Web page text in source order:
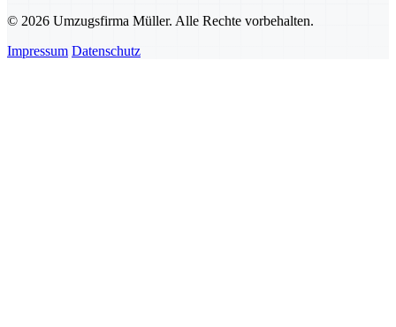
© 2026 Umzugsfirma Müller. Alle Rechte vorbehalten.
Impressum Datenschutz